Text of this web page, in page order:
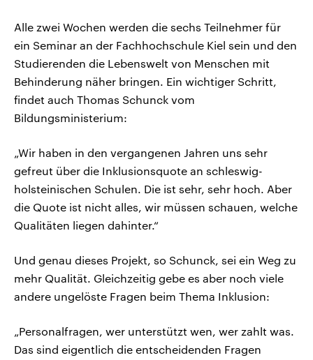
Alle zwei Wochen werden die sechs Teilnehmer für
ein Seminar an der Fachhochschule Kiel sein und den
Studierenden die Lebenswelt von Menschen mit
Behinderung näher bringen. Ein wichtiger Schritt,
findet auch Thomas Schunck vom
Bildungsministerium:
„Wir haben in den vergangenen Jahren uns sehr
gefreut über die Inklusionsquote an schleswig-
holsteinischen Schulen. Die ist sehr, sehr hoch. Aber
die Quote ist nicht alles, wir müssen schauen, welche
Qualitäten liegen dahinter.“
Und genau dieses Projekt, so Schunck, sei ein Weg zu
mehr Qualität. Gleichzeitig gebe es aber noch viele
andere ungelöste Fragen beim Thema Inklusion:
„Personalfragen, wer unterstützt wen, wer zahlt was.
Das sind eigentlich die entscheidenden Fragen